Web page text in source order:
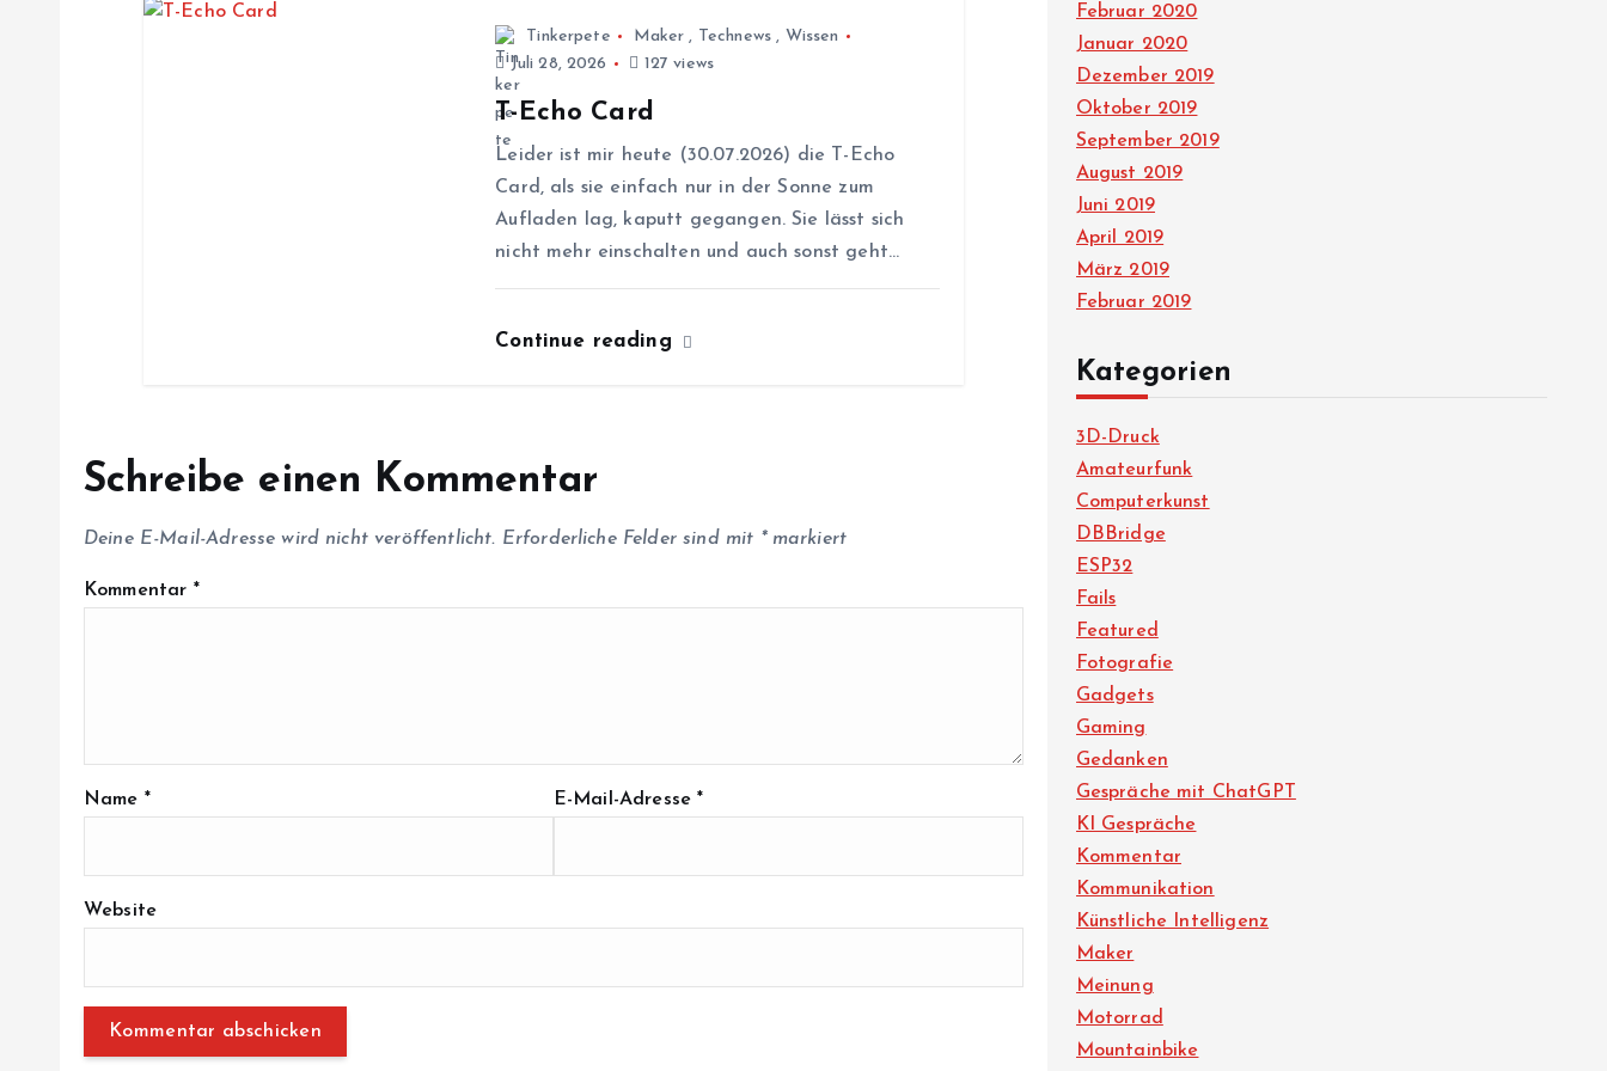
Tinkerpete Maker , Technews , Wissen
Juli 28, 2026
127 views
T-Echo Card
Leider ist mir heute (30.07.2026) die T-Echo
Card, als sie einfach nur in der Sonne zum
Aufladen lag, kaputt gegangen. Sie lässt sich
nicht mehr einschalten und auch sonst geht…
Continue reading
Schreibe einen Kommentar
Deine E-Mail-Adresse wird nicht veröffentlicht. Erforderliche Felder sind mit *markiert
Kommentar *
Name * E-Mail-Adresse*
Website
Februar 2020
Januar 2020
Dezember 2019
Oktober 2019
September 2019
August 2019
Juni 2019
April 2019
März 2019
Februar 2019
Kategorien
3D-Druck
Amateurfunk
Computerkunst
DBBridge
ESP32
Fails
Featured
Fotografie
Gadgets
Gaming
Gedanken
Gespräche mit ChatGPT
KI Gespräche
Kommentar
Kommunikation
Künstliche Intelligenz
Maker
Meinung
Motorrad
Mountainbike